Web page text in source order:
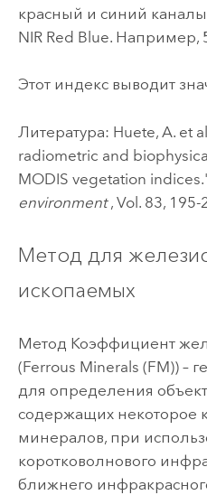
красный и синий
NIR Red Blue. Например,
Этот индекс выводит
Литература: Huete, A. et
radiometric and
MODIS vegetation
environment, Vol. 83, 195-
Метод для
ископаемых
Метод Коэффициент
(Ferrous Minerals (FM)) –
для определения
содержащих некоторое
минералов, при
коротковолнового
ближнего